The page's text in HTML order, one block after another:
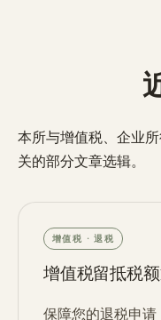
本所与增值税、企业
关的部分文章选辑。
增值税 · 退税
增值税留抵税
保障您的退税申